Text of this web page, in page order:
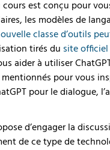
cours est conçu pour
les modèles de
classe d’outils
tirés du site officiel
aider à utiliser
pour vous
pour le dialogue,
d’engager la
de ce type de